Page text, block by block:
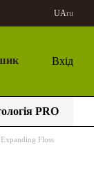
UAru
Вхід
PRO
Floss